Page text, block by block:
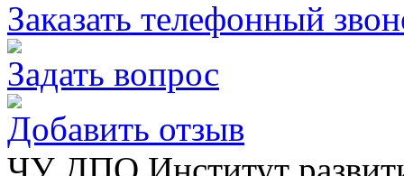
Заказать телефонный
Задать вопрос
Добавить отзыв